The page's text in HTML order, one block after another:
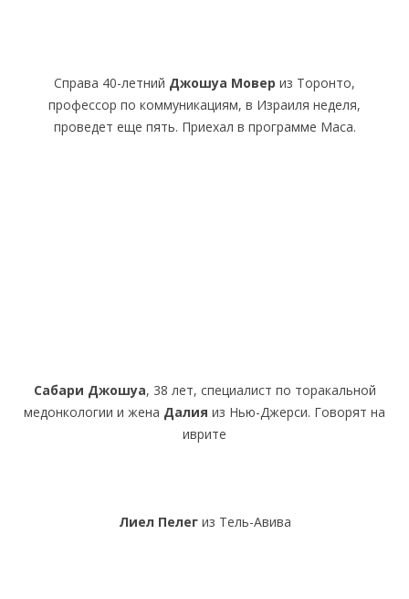
Справа 40-летний Джошуа Мовер из Торонто,
профессор по коммуникациям, в Израиля неделя,
проведет еще пять. Приехал в программе Маса.
Сабари Джошуа, 38 лет, специалист по торакальной
медонкологии и жена Далия из Нью-Джерси. Говорят на
иврите
Лиел Пелегиз Тель-Авива